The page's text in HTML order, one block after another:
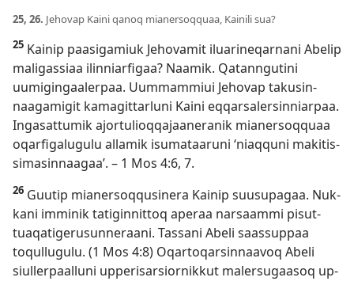
25, 26. Jehovap Kaini qanoq mianersoq­quaa, Kainili sua?
25 Kainip paasigamiuk Jehovamit iluarineqar­nani Abelip
maligas­siaa ilin­niarfigaa? Naamik. Qatan­ngutini
uumigingaaler­paa. Uum­mam­miui Jehovap takusin­
naagamigit kamagit­tarluni Kaini eq­qarsalersin­niar­paa.
Ingasat­tumik ajor­tulioq­qajaaneranik mianersoq­quaa
oqarfigalugulu al­lamik isumataaruni ‘niaq­quni makitis­
simasin­naagaa’. – 1 Mos 4:6, 7.
26 Guutip mianersoq­qusinera Kainip suusupagaa. Nuk­
kani im­minik tatigin­nit­toq aperaa narsaam­mi pisut­
tuaqatigerusun­neraani. Tas­sani Abeli saas­sup­paa
toqul­lugulu. (1 Mos 4:8) Oqar­toqarsin­naavoq Abeli
siul­ler­paal­luni up­perisarsior­nik­kut malersugaasoq up­